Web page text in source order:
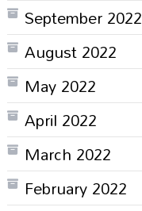
September 2022
August 2022
May 2022
April 2022
March 2022
February 2022